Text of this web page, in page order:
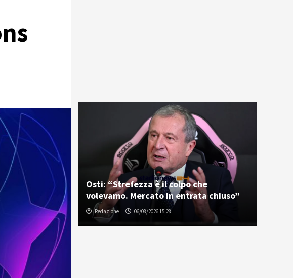
Osti: “Strefezza è il colpo che
volevamo. Mercato in entrata chiuso”
Redazione 06/08/2026 15:28